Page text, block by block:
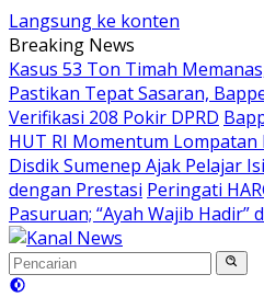
Langsung ke konten
Breaking News
Kasus 53 Ton Timah
Pastikan Tepat Sasaran,
Verifikasi 208 Pokir DPRD
HUT RI Momentum Lompatan
Disdik Sumenep Ajak Pelajar
dengan Prestasi Peringati
Pasuruan; “Ayah Wajib